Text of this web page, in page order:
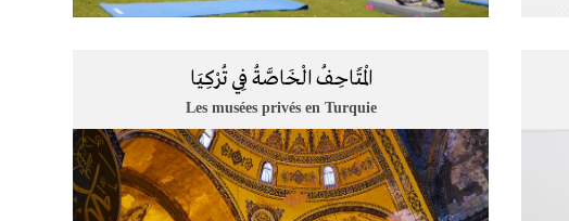
الْمَتَاحِفُ الْخَاصَّةُ فِي تُرْكِيَا
Les musées privés en Turquie